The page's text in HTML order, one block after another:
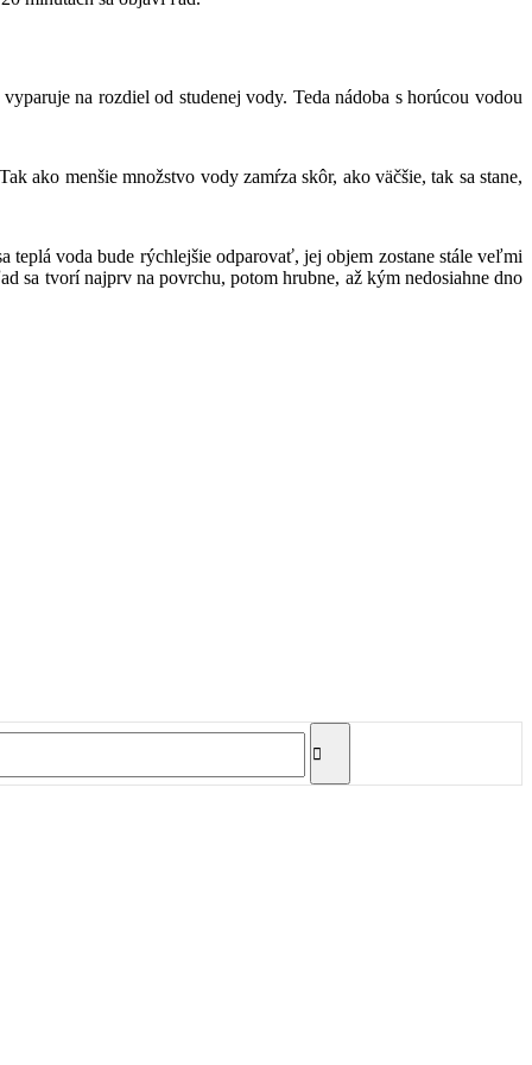
na rozdiel od studenej vody. Teda nádoba s horúcou vodou
ako menšie množstvo vody zamŕza skôr, ako väčšie, tak sa stane,
teplá voda bude rýchlejšie odparovať, jej objem zostane stále veľmi
sa tvorí najprv na povrchu, potom hrubne, až kým nedosiahne dno